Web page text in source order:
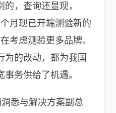
，查询还显现，
月现已开端测验新的
考虑测验更多品牌。
为的改动，都为我国
务供给了机遇。
悉与解决方案副总